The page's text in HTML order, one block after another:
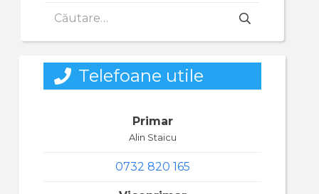
după:
Telefoane utile
Primar
Alin Staicu
0732 820 165